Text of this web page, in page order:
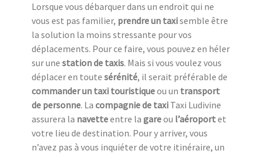
Lorsque vous débarquer dans un endroit qui ne
vous est pas familier, prendre un taxisemble être
la solution la moins stressante pour vos
déplacements. Pour ce faire, vous pouvez en héler
sur une station de taxis. Mais si vous voulez vous
déplacer en toute sérénité, il serait préférable de
commander un taxi touristiqueou un transport
de personne. La compagnie de taxi Taxi Ludivine
assurera la navetteentre la gareou l’aéroportet
votre lieu de destination. Pour y arriver, vous
n’avez pas à vous inquiéter de votre itinéraire, un